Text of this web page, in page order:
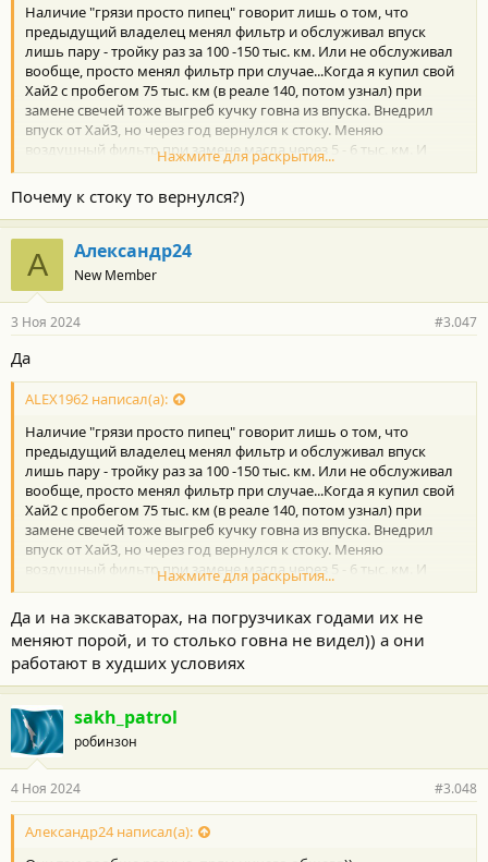
и
:
Наличие "грязи просто пипец" говорит лишь о том, что
предыдущий владелец менял фильтр и обслуживал впуск
лишь пару - тройку раз за 100 -150 тыс. км. Или не обслуживал
вообще, просто менял фильтр при случае...Когда я купил свой
Хай2 с пробегом 75 тыс. км (в реале 140, потом узнал) при
замене свечей тоже выгреб кучку говна из впуска. Внедрил
впуск от Хай3, но через год вернулся к стоку. Меняю
воздушный фильтр при замене масла через 5 - 6 тыс. км. И
впуск идеально чистый, никакого говна... Уже шесть лет....
Нажмите для раскрытия...
Почему к стоку то вернулся?)
А Александр24
New Member
3 Ноя 2024 #3.047
Да
ALEX1962 написал(а):
Наличие "грязи просто пипец" говорит лишь о том, что
предыдущий владелец менял фильтр и обслуживал впуск
лишь пару - тройку раз за 100 -150 тыс. км. Или не обслуживал
вообще, просто менял фильтр при случае...Когда я купил свой
Хай2 с пробегом 75 тыс. км (в реале 140, потом узнал) при
замене свечей тоже выгреб кучку говна из впуска. Внедрил
впуск от Хай3, но через год вернулся к стоку. Меняю
воздушный фильтр при замене масла через 5 - 6 тыс. км. И
впуск идеально чистый, никакого говна... Уже шесть лет....
Нажмите для раскрытия...
Да и на экскаваторах, на погрузчиках годами их не
меняют порой, и то столько говна не видел)) а они
работают в худших условиях
sakh_patrol
робинзон
4 Ноя 2024 #3.048
Александр24 написал(а):